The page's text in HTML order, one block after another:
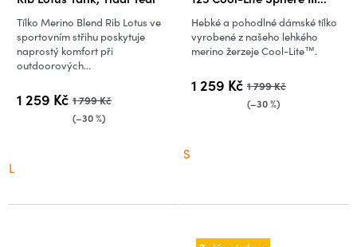
1 259 Kč 1 799 Kč
(–30 %)
Tílko Merino Blend Rib Lotus ve
sportovním střihu poskytuje
naprostý komfort při
outdoorových...
L
1 259 Kč 1 799 Kč
(–30 %)
Hebké a pohodlné dámské tílko
vyrobené z našeho lehkého
merino žerzeje Cool-Lite™.
S